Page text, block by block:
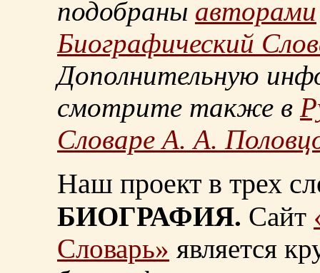
подобраны авторами
Биографический
Дополнительную
смотрите также в
Словаре А. А.
Наш проект в трех
БИОГРАФИЯ. Сайт
Словарь» является